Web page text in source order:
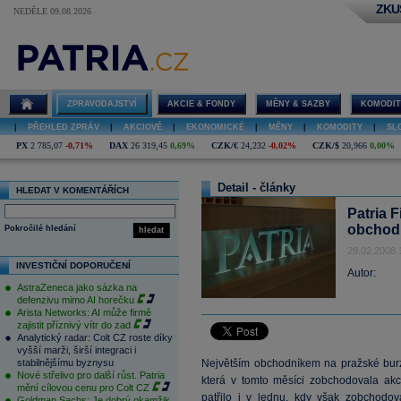
NEDĚLE 09.08.2026
ZPRAVODAJSTVÍ AKCIE & FONDY MĚNY & SAZBY
PŘEHLED ZPRÁV AKCIOVÉ EKONOMICKÉ MĚNY KOMODITY
PX 2 785,07 -0,71% DAX 26 319,45 0,69% CZK/€ 24,232 -0,02% CZK/$ 20,966 0,00%
HLEDAT V KOMENTÁŘÍCH
hledat
Pokročilé hledání
INVESTIČNÍ DOPORUČENÍ
AstraZeneca jako sázka na
defenzivu mimo AI horečku
Arista Networks: AI může firmě
zajistit příznivý vítr do zad
Analytický radar: Colt CZ roste díky
vyšší marži, širší integraci i
stabilnějšímu byznysu
Nové střelivo pro další růst. Patria
mění cílovou cenu pro Colt CZ
Detail - články
Patria
29.02.2008
Autor:
Největším obchodníkem na pražské
která v tomto měsíci zobchodovala
patřilo i v lednu, kdy však